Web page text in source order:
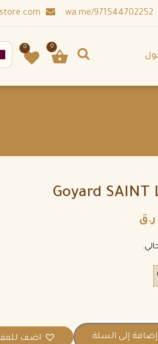
0
0
Goyard SAINT
ر.ق
إضافة إلى السلة اضف